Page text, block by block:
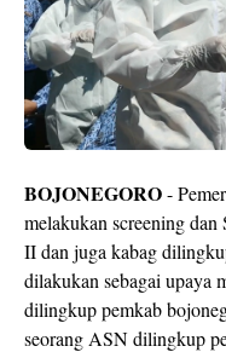
BOJONEGORO-
melakukan screening
II dan juga kabag
dilakukan sebagai upaya
dilingkup pemkab
seorang ASN dilingkup